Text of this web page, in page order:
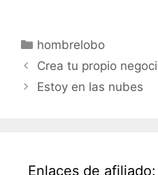
Categorías
hombrelobo
Crea tu propio
Estoy en las nubes
Enlaces de afiliado: